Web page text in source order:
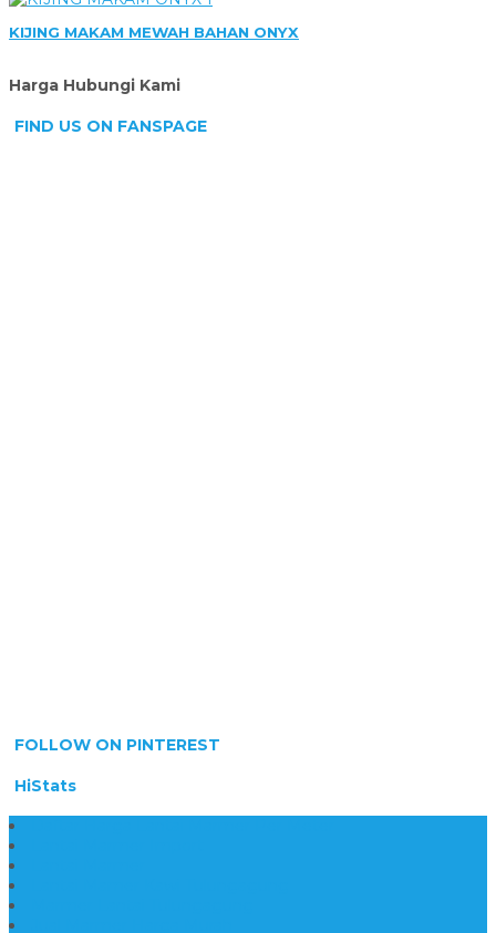
KIJING MAKAM MEWAH BAHAN ONYX
Harga Hubungi Kami
FIND US ON FANSPAGE
FOLLOW ON PINTEREST
HiStats